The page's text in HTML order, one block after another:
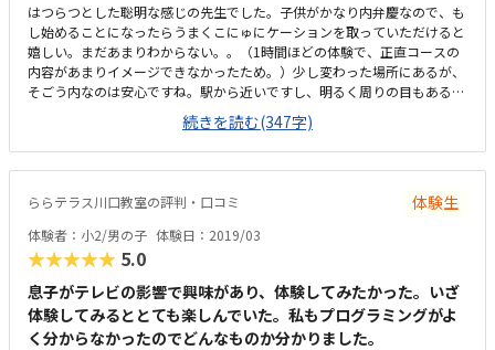
はつらつとした聡明な感じの先生でした。子供がかなり内弁慶なので、も
し始めることになったらうまくこにゅにケーションを取っていただけると
嬉しい。まだあまりわからない。。（1時間ほどの体験で、正直コースの
内容があまりイメージできなかったため。）少し変わった場所にあるが、
そごう内なのは安心ですね。駅から近いですし、明るく周りの目もあるの
で。。教室の内装などは、いわゆる無機質な感じではなく明るい感じだっ
た。当然だとは思いますが、一人1台（1セット）PC等の設備も用意され
ていた安くはないが、相当の内容であれば納得できる長く続けることでそ
の価値も高まると思うので、本人とよく話し合いたい先生たちがひとりひ
たり、発表の場があるのもよさそう
続きを読む(347字)
ららテラス川口教室の評判・口コミ 体験生
体験者：小2/男の子 体験日：2019/03
★★★★★ 5.0
息子がテレビの影響で興味があり、体験してみたかった。いざ
体験してみるととても楽しんでいた。私もプログラミングがよ
く分からなかったのでどんなものか分かりました。